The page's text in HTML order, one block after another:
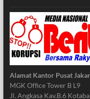
Alamat Kantor Pusat
MGK Office Tower B L9
Jl. Angkasa Kav.B.6